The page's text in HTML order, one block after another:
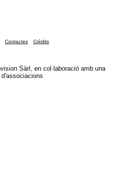
Contactes Crèdits
Sàrl, en col·laboració amb una